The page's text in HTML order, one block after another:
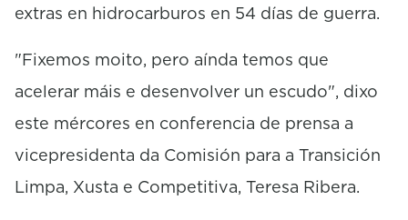
extras en hidrocarburos en 54 días de guerra.
"Fixemos moito, pero aínda temos que
acelerar máis e desenvolver un escudo", dixo
este mércores en conferencia de prensa a
vicepresidenta da Comisión para a Transición
Limpa, Xusta e Competitiva, Teresa Ribera.